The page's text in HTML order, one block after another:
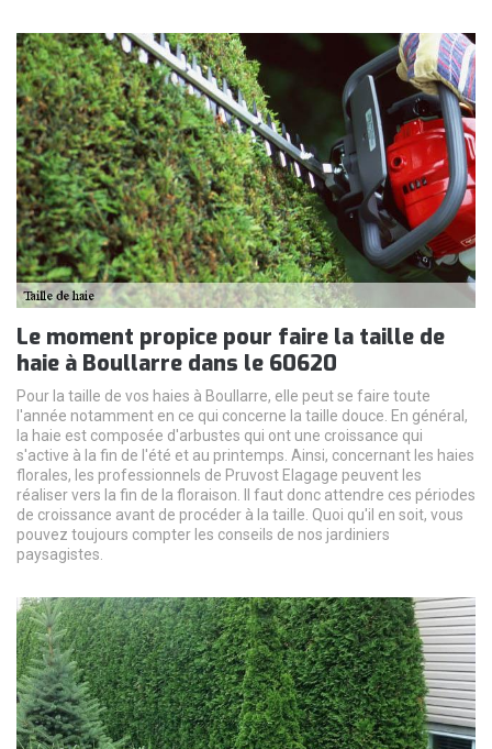
Le moment propice pour faire la taille de
haie à Boullarre dans le 60620
Pour la taille de vos haies à Boullarre, elle peut se faire toute
l'année notamment en ce qui concerne la taille douce. En général,
la haie est composée d'arbustes qui ont une croissance qui
s'active à la fin de l'été et au printemps. Ainsi, concernant les haies
florales, les professionnels de Pruvost Elagage peuvent les
réaliser vers la fin de la floraison. Il faut donc attendre ces périodes
de croissance avant de procéder à la taille. Quoi qu'il en soit, vous
pouvez toujours compter les conseils de nos jardiniers
paysagistes.